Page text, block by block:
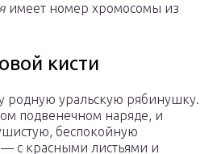
имеет номер хромосомы из
кисти
родную уральскую рябинушку.
подвенечном наряде, и
беспокойную
с красными листьями и